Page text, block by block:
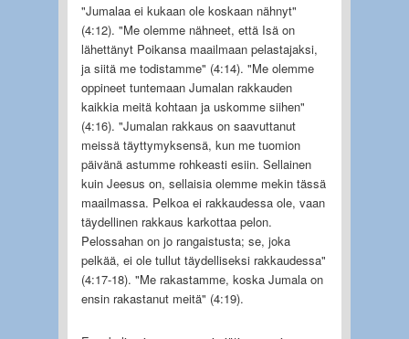
"Jumalaa ei kukaan ole koskaan nähnyt"
(4:12). "Me olemme nähneet, että Isä on
lähettänyt Poikansa maailmaan pelastajaksi,
ja siitä me todistamme" (4:14). "Me olemme
oppineet tuntemaan Jumalan rakkauden
kaikkia meitä kohtaan ja uskomme siihen"
(4:16). "Jumalan rakkaus on saavuttanut
meissä täyttymyksensä, kun me tuomion
päivänä astumme rohkeasti esiin. Sellainen
kuin Jeesus on, sellaisia olemme mekin tässä
maailmassa. Pelkoa ei rakkaudessa ole, vaan
täydellinen rakkaus karkottaa pelon.
Pelossahan on jo rangaistusta; se, joka
pelkää, ei ole tullut täydelliseksi rakkaudessa"
(4:17-18). "Me rakastamme, koska Jumala on
ensin rakastanut meitä" (4:19).